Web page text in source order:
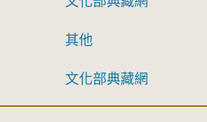
其他
文化部典藏網